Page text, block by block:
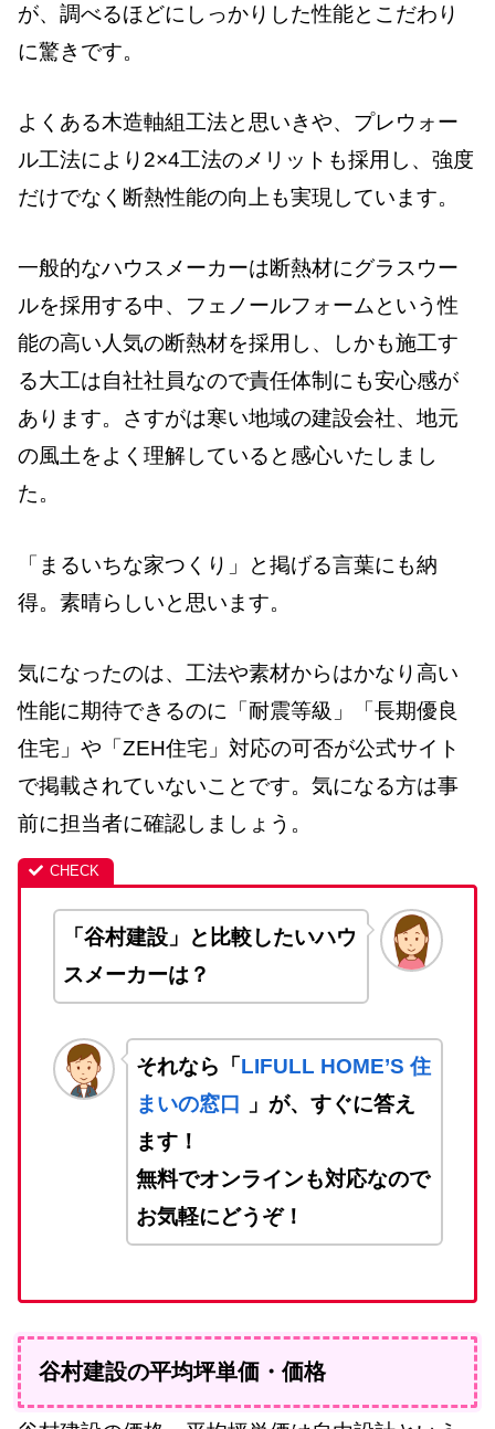
が、調べるほどにしっかりした性能とこだわり
に驚きです。
よくある木造軸組工法と思いきや、プレウォー
ル工法により2×4工法のメリットも採用し、強度
だけでなく断熱性能の向上も実現しています。
一般的なハウスメーカーは断熱材にグラスウー
ルを採用する中、フェノールフォームという性
能の高い人気の断熱材を採用し、しかも施工す
る大工は自社社員なので責任体制にも安心感が
あります。さすがは寒い地域の建設会社、地元
の風土をよく理解していると感心いたしまし
た。
「まるいちな家つくり」と掲げる言葉にも納
得。素晴らしいと思います。
気になったのは、工法や素材からはかなり高い
性能に期待できるのに「耐震等級」「長期優良
住宅」や「ZEH住宅」対応の可否が公式サイト
で掲載されていないことです。気になる方は事
前に担当者に確認しましょう。
「谷村建設」と比較したいハウ
スメーカーは？
それなら「LIFULL HOME’S 住
まいの窓口
」が、すぐに答え
ます！
無料でオンラインも対応なので
お気軽にどうぞ！
谷村建設の平均坪単価・価格